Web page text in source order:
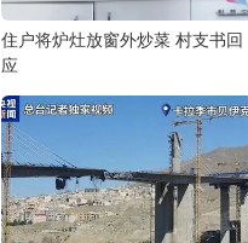
住户将炉灶放窗外炒菜 村支书回
应